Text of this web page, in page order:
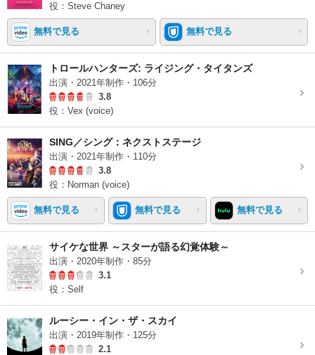
役：Steve Chaney
無料で見る 無料で見る
トロールハンターズ: ライジング・タイタンズ
出演・2021年制作・106分
3.8
役：Vex (voice)
SING／シング：ネクストステージ
出演・2021年制作・110分
3.8
役：Norman (voice)
無料で見る 無料で見る 無料で見る
サイケな世界 ～スターが語る幻覚体験～
出演・2020年制作・85分
3.1
役：Self
ルーシー・イン・ザ・スカイ
出演・2019年制作・125分
2.1